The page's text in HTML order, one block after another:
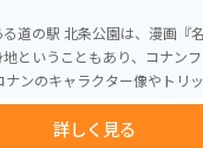
道の駅 北条公園は、漫画『
ということもあり、コナン
ができます。 また、隣接す
料などが展示されており、コナ
詳しく見る